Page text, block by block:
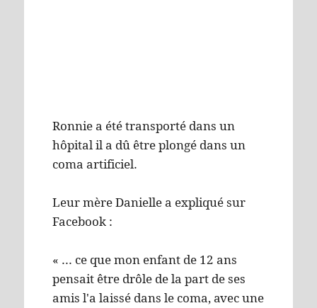
Ronnie a été transporté dans un
hôpital il a dû être plongé dans un
coma artificiel.
Leur mère Danielle a expliqué sur
Facebook :
« ... ce que mon enfant de 12 ans
pensait être drôle de la part de ses
amis l'a laissé dans le coma, avec une